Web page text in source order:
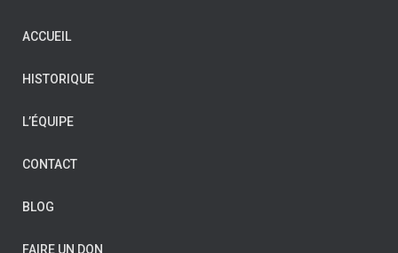
ACCUEIL
HISTORIQUE
L’ÉQUIPE
CONTACT
BLOG
FAIRE UN DON